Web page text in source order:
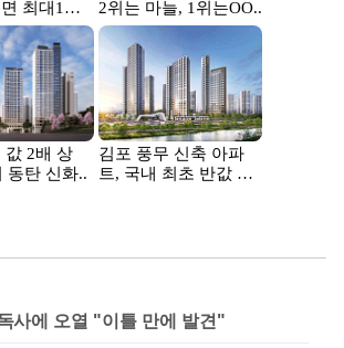
사에 오열 "이틀 만에 발견"